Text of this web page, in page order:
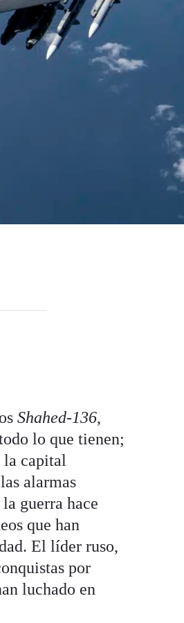
Shahed-136,
lo que tienen;
la capital
alarmas
guerra hace
que han
El líder ruso,
por
luchado en